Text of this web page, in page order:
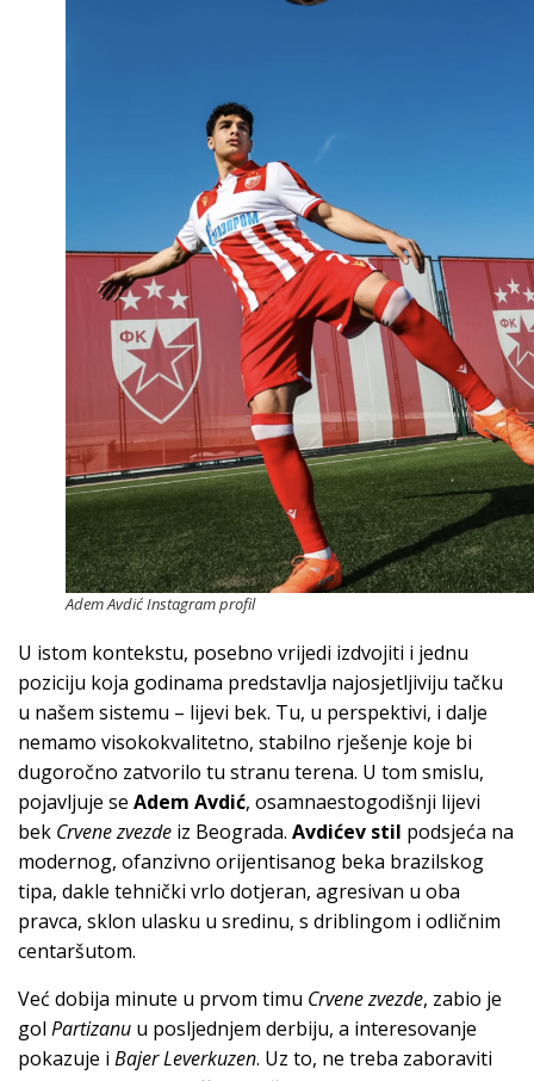
Adem Avdić Instagram profil
U istom kontekstu, posebno vrijedi izdvojiti i jednu
poziciju koja godinama predstavlja najosjetljiviju tačku
u našem sistemu – lijevi bek. Tu, u perspektivi, i dalje
nemamo visokokvalitetno, stabilno rješenje koje bi
dugoročno zatvorilo tu stranu terena. U tom smislu,
pojavljuje se Adem Avdić, osamnaestogodišnji lijevi
bek Crvene zvezde iz Beograda. Avdićev stil podsjeća na
modernog, ofanzivno orijentisanog beka brazilskog
tipa, dakle tehnički vrlo dotjeran, agresivan u oba
pravca, sklon ulasku u sredinu, s driblingom i odličnim
centaršutom.
Već dobija minute u prvom timu Crvene zvezde, zabio je
gol Partizanu u posljednjem derbiju, a interesovanje
pokazuje i Bajer Leverkuzen. Uz to, ne treba zaboraviti